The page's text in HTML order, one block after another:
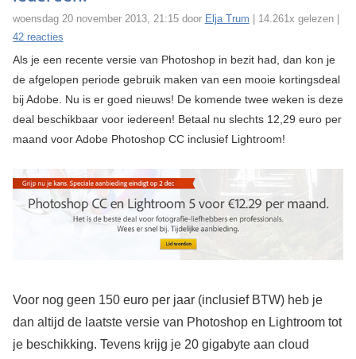
woensdag 20 november 2013, 21:15 door Elja Trum | 14.261x gelezen |
42 reacties
Als je een recente versie van Photoshop in bezit had, dan kon je
de afgelopen periode gebruik maken van een mooie kortingsdeal
bij Adobe. Nu is er goed nieuws! De komende twee weken is deze
deal beschikbaar voor iedereen! Betaal nu slechts 12,29 euro per
maand voor Adobe Photoshop CC inclusief Lightroom!
Voor nog geen 150 euro per jaar (inclusief BTW) heb je
dan altijd de laatste versie van Photoshop en Lightroom tot
je beschikking. Tevens krijg je 20 gigabyte aan cloud